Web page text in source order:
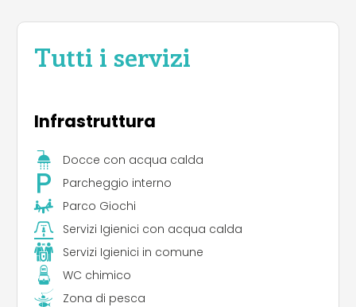
Tutti i servizi
Infrastruttura
Docce con acqua calda
Parcheggio interno
Parco Giochi
Servizi Igienici con acqua calda
Servizi Igienici in comune
WC chimico
Zona di pesca